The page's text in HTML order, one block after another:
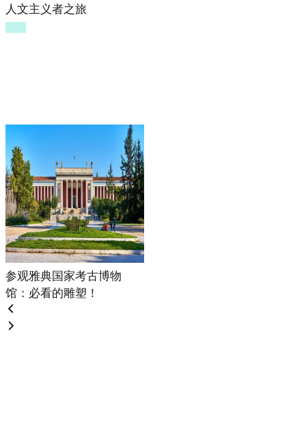
人文主义者之旅
参观雅典国家考古博物
馆：必看的雕塑！